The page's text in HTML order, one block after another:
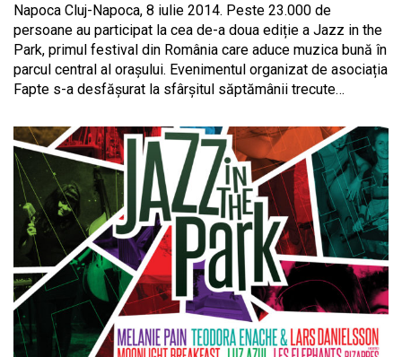
Napoca Cluj-Napoca, 8 iulie 2014. Peste 23.000 de
persoane au participat la cea de-a doua ediție a Jazz in the
Park, primul festival din România care aduce muzica bună în
parcul central al orașului. Evenimentul organizat de asociația
Fapte s-a desfășurat la sfârșitul săptămânii trecute…